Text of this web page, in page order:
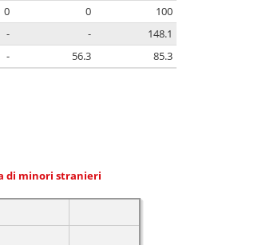
0 0
100
- -
148.1
- 56.3 85.3
di minori stranieri